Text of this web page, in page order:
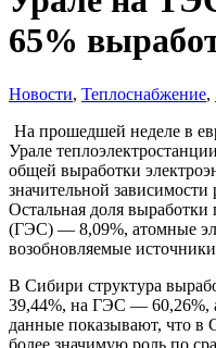
65%
Новости, Теплоснабжение,
На прошедшей неделе в
Урале
общей выработки
значительной зависимости
Остальная доля выработки
(ГЭС) — 8,09%, атомные
возобновляемые
В Сибири структура
39,44%, на ГЭС —
данные показывают, что в
более значимую роль по